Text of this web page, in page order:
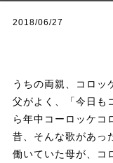
2018/06/27
うちの両親、コロッ
父がよく、「今日も
ら年中コーロッケコ
昔、そんな歌があっ
働いていた母が、コ